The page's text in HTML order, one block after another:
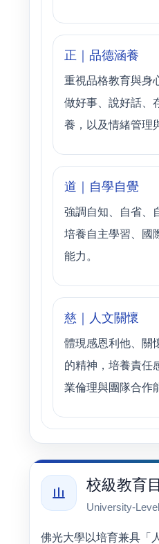
正｜品德涵養
重視品格教育與身
做好事、說好話、
養，以及情緒管理
道｜自學自覺
強調自知、自省、
培養自主學習、國
能力。
慈｜人文關懷
體現感恩利他、關
的精神，培養責任
業倫理與團隊合作
校級教育
University-
佛光大學以培育兼具「